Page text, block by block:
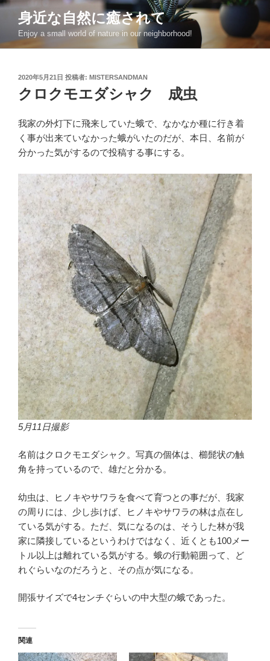
コ
ン
身近な自然に癒されて
Enjoy a small world of nature in our neighborhood!
投
日:
2020年5月21日 投稿者: MISTERSANDMAN
クロクモエダシャク 成虫
我家の外灯下に飛来していた蛾で、なかなか種に行き着
く事が出来ていなかった蛾がいたのだが、本日、名前が
分かった気がするので投稿する事にする。
5月11日撮影
名前はクロクモエダシャク。写真の個体は、櫛髭状の触
角を持っているので、雄だと分かる。
幼虫は、ヒノキやサワラを食べて育つとの事だが、我家
の周りには、少し歩けば、ヒノキやサワラの林は点在し
ている気がする。ただ、気になるのは、そうした林が我
家に隣接しているというわけではなく、近くとも100メー
トル以上は離れている気がする。蛾の行動範囲って、ど
れぐらいなのだろうと、その点が気になる。
開張サイズで4センチぐらいの中大型の蛾であった。
関連